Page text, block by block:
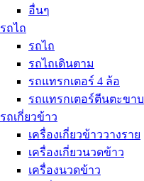
อื่นๆ
รถไถ
รถไถ
รถไถเดินตาม
รถแทรกเตอร์ 4 ล้อ
รถแทรกเตอร์ตีนตะขาบ
รถเกี่ยวข้าว
เครื่องเกี่ยวข้าววางราย
เครื่องเกี่ยวนวดข้าว
เครื่องนวดข้าว